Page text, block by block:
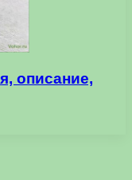
описание,